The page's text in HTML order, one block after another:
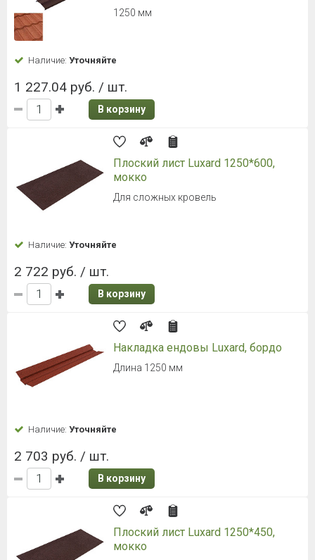
1250 мм
Наличие: Уточняйте
1 227.04 руб. / шт.
В корзину
Плоский лист Luxard 1250*600,
мокко
Для сложных кровель
Наличие: Уточняйте
2 722 руб. / шт.
В корзину
Накладка ендовы Luxard, бордо
Длина 1250 мм
Наличие: Уточняйте
2 703 руб. / шт.
В корзину
Плоский лист Luxard 1250*450,
мокко